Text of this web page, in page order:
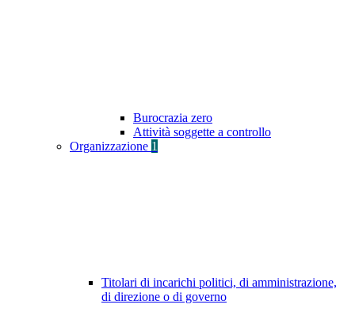
Burocrazia zero
Attività soggette a controllo
Organizzazione 1
Titolari di incarichi politici, di amministrazione,
di direzione o di governo